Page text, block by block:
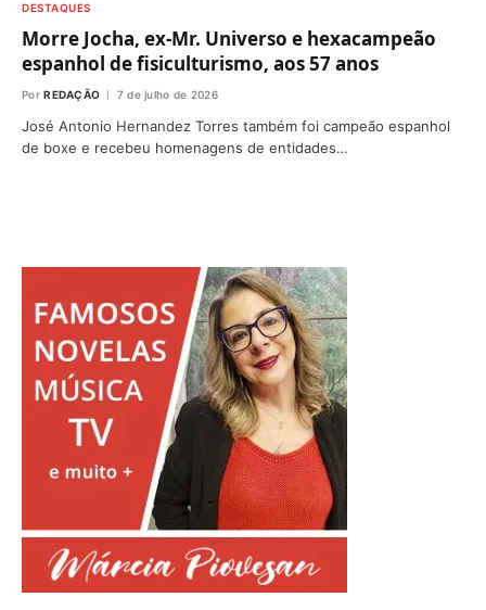
DESTAQUES
Morre Jocha, ex-Mr. Universo e hexacampeão
espanhol de fisiculturismo, aos 57 anos
Por REDAÇÃO 7 de julho de 2026
José Antonio Hernandez Torres também foi campeão espanhol
de boxe e recebeu homenagens de entidades…